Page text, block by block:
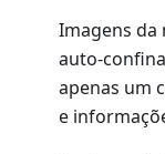
Imagens da
auto-
apenas um
e